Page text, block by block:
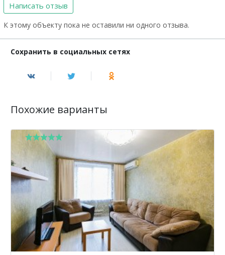
Написать отзыв
К этому объекту пока не оставили ни одного отзыва.
Сохранить в социальных сетях
Похожие варианты